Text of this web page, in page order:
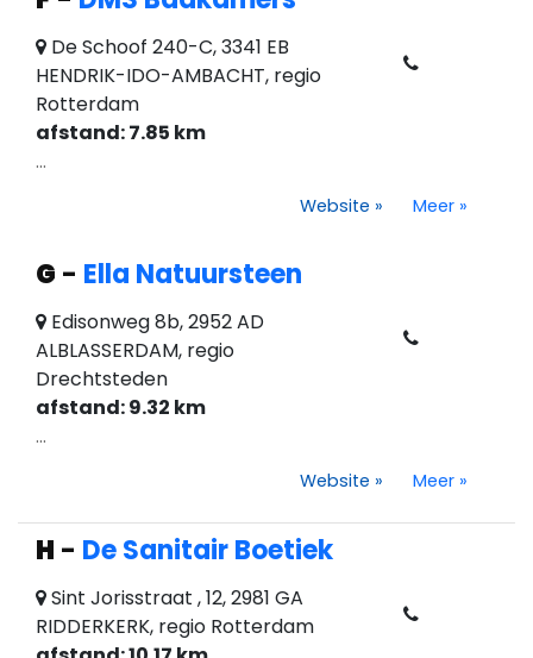
De Schoof 240-C, 3341 EB
HENDRIK-IDO-AMBACHT, regio
Rotterdam
afstand: 7.85 km
...
Website » Meer »
G - Ella Natuursteen
Edisonweg 8b, 2952 AD
ALBLASSERDAM, regio
Drechtsteden
afstand: 9.32 km
...
Website » Meer »
H - De Sanitair Boetiek
Sint Jorisstraat , 12, 2981 GA
RIDDERKERK, regio Rotterdam